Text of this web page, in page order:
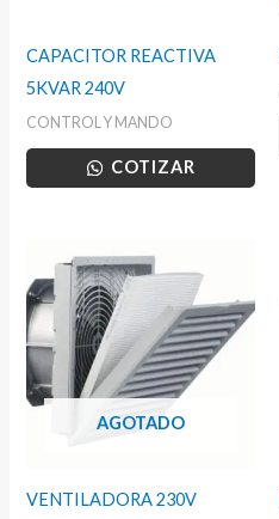
CAPACITOR REACTIVA
5KVAR 240V
CONTROL Y MANDO
COTIZAR
AGOTADO
VENTILADORA 230V